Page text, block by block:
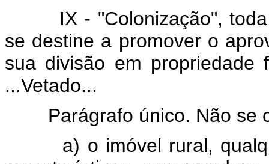
IX - "Colonização",
se destine a promover o
sua divisão em propriedade
...Vetado...
Parágrafo único. Não se
a) o imóvel rural,